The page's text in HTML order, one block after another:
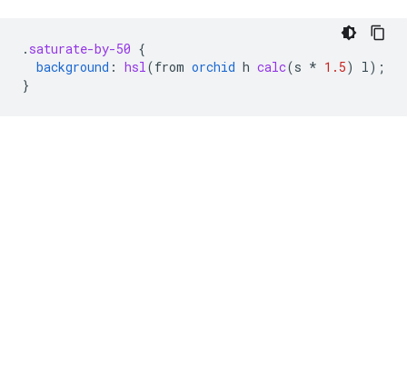
. saturate-by-50 {
background : hsl (from orchid h calc(s * 1.5) l );
}